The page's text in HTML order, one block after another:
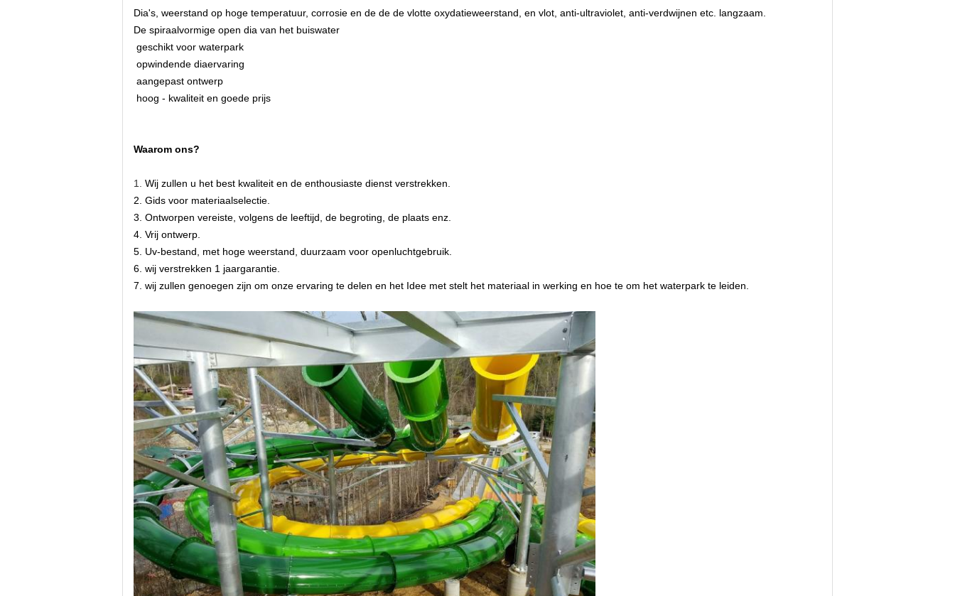
Dia's, weerstand op hoge temperatuur, corrosie en de de de vlotte oxydatieweerstand, en vlot, anti-ultraviolet, anti-verdwijnen etc. langzaam.
De spiraalvormige open dia van het buiswater
geschikt voor waterpark
opwindende diaervaring
aangepast ontwerp
hoog - kwaliteit en goede prijs
Waarom ons?
1. Wij zullen u het best kwaliteit en de enthousiaste dienst verstrekken.
2. Gids voor materiaalselectie.
3. Ontworpen vereiste, volgens de leeftijd, de begroting, de plaats enz.
4. Vrij ontwerp.
5. Uv-bestand, met hoge weerstand, duurzaam voor openluchtgebruik.
6. wij verstrekken 1 jaargarantie.
7. wij zullen genoegen zijn om onze ervaring te delen en het Idee met stelt het materiaal in werking en hoe te om het waterpark te leiden.